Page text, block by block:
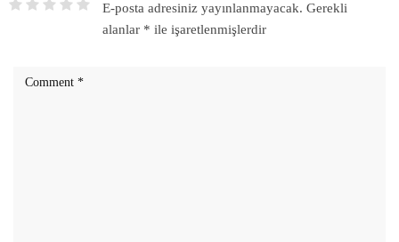
E-posta adresiniz yayınlanmayacak. Gerekli
alanlar * ile işaretlenmişlerdir